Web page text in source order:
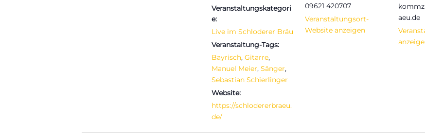
Veranstaltungskategori
e:
Live im Schloderer Bräu
Veranstaltung-Tags:
Bayrisch, Gitarre,
Manuel Meier, Sänger,
Sebastian Schierlinger
Website:
https://schlodererbraeu.
de/
09621 420707
Veranstaltungsort-
Website anzeigen
aeu.de